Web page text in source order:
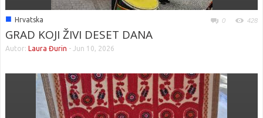
■ Hrvatska 0 428
GRAD KOJI ŽIVI DESET DANA
Autor: Laura Đurin - Jun 10, 2026